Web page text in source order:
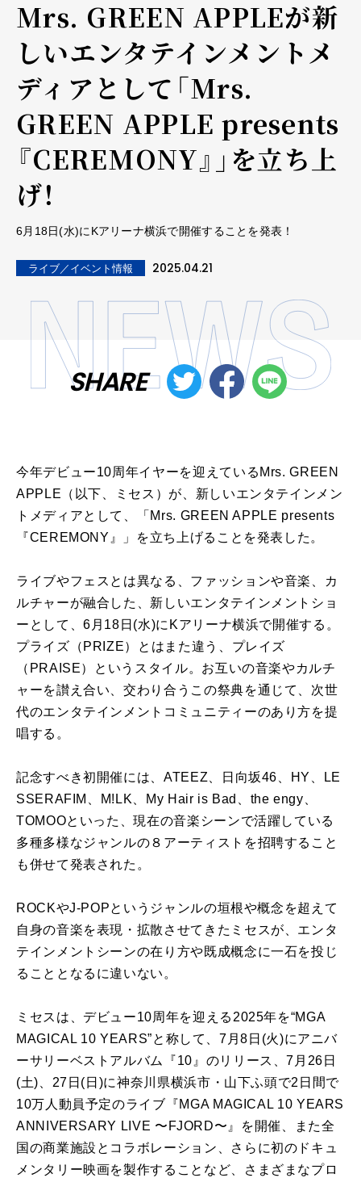
Mrs. GREEN APPLEが新
しいエンタテインメントメ
ディアとして「Mrs.
GREEN APPLE presents
『CEREMONY』」を立ち上
げ！
6月18日(水)にKアリーナ横浜で開催することを発表！
ライブ／イベント情報 2025.04.21
SHARE
今年デビュー10周年イヤーを迎えているMrs. GREEN
APPLE（以下、ミセス）が、新しいエンタテインメン
トメディアとして、「Mrs. GREEN APPLE presents
『CEREMONY』」を立ち上げることを発表した。
ライブやフェスとは異なる、ファッションや音楽、カ
ルチャーが融合した、新しいエンタテインメントショ
ーとして、6月18日(水)にKアリーナ横浜で開催する。
プライズ（PRIZE）とはまた違う、プレイズ
（PRAISE）というスタイル。お互いの音楽やカルチ
ャーを讃え合い、交わり合うこの祭典を通じて、次世
代のエンタテインメントコミュニティーのあり方を提
唱する。
記念すべき初開催には、ATEEZ、⽇向坂46、HY、LE
SSERAFIM、M!LK、My Hair is Bad、the engy、
TOMOOといった、現在の音楽シーンで活躍している
多種多様なジャンルの８アーティストを招聘すること
も併せて発表された。
ROCKやJ-POPというジャンルの垣根や概念を超えて
自身の音楽を表現・拡散させてきたミセスが、エンタ
テインメントシーンの在り方や既成概念に一石を投じ
ることとなるに違いない。
ミセスは、デビュー10周年を迎える2025年を“MGA
MAGICAL 10 YEARS”と称して、7月8日(火)にアニバ
ーサリーベストアルバム『10』のリリース、7月26日
(土)、27日(日)に神奈川県横浜市・山下ふ頭で2日間で
10万⼈動員予定のライブ『MGA MAGICAL 10 YEARS
ANNIVERSARY LIVE 〜FJORD〜』を開催、また全
国の商業施設とコラボレーション、さらに初のドキュ
メンタリー映画を製作することなど、さまざまなプロ